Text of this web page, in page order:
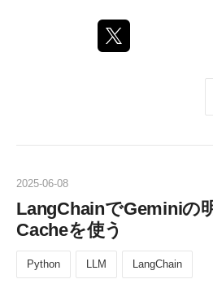
2025-06-08
LangChainでGeminiの
Cacheを使う
Python LLM LangChain